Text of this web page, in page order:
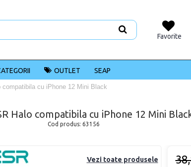
Favorite
OUTLET SEAP
compatibila cu iPhone 12 Mini Black
Halo compatibila cu iPhone 12 Mini
Cod produs: 63156
Vezi toate produsele